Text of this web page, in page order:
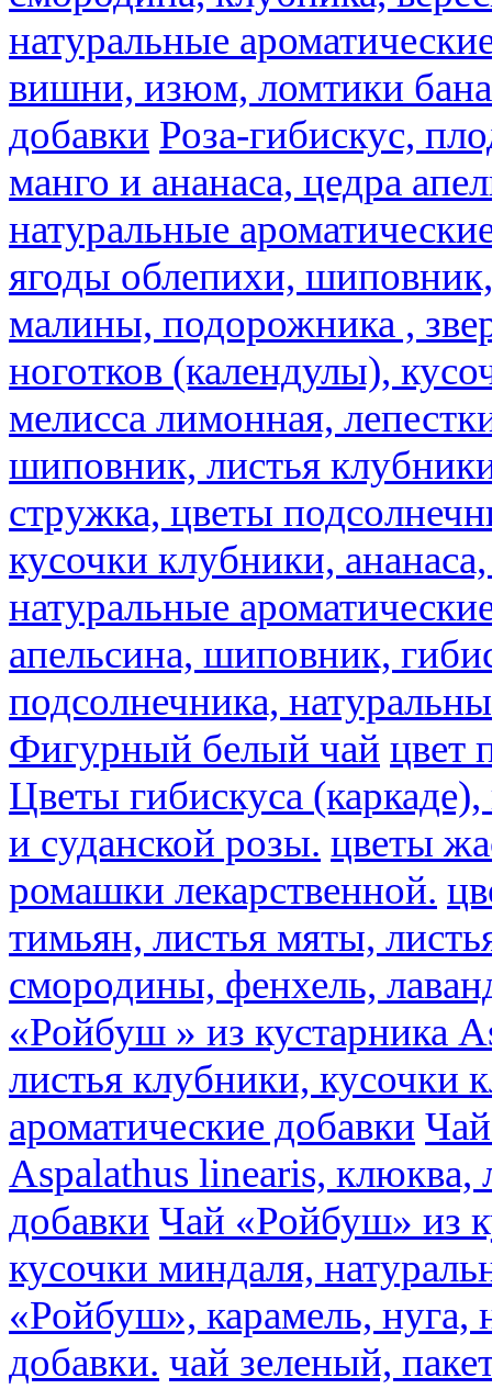
натуральные
вишни, изюм, ломтики
добавки Роза-гибискус,
манго и ананаса, цедра
натуральные
ягоды облепихи,
малины, подорожника ,
ноготков (календулы),
мелисса лимонная,
шиповник, листья
стружка, цветы
кусочки клубники,
натуральные
апельсина, шиповник,
подсолнечника,
Фигурный белый чай цвет
Цветы гибискуса
и суданской розы. цветы
ромашки лекарственной.
тимьян, листья мяты,
смородины, фенхель,
«Ройбуш » из кустарника
листья клубники, кусочки
ароматические добавки
Aspalathus linearis, клюква,
добавки Чай «Ройбуш» из
кусочки миндаля,
«Ройбуш», карамель, нуга,
добавки. чай зеленый,